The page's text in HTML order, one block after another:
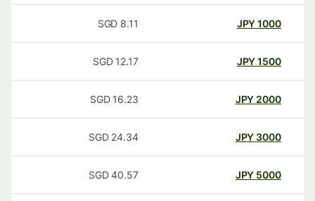
1000
JPY
8.11
SGD
1500
JPY
12.17
SGD
2000
JPY
16.23
SGD
3000
JPY
24.34
SGD
5000
JPY
40.57
SGD